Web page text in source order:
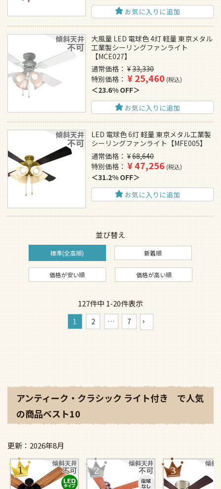
お気に入りに追加
大風量 LED 電球色 4灯 軽量 東京メタル
工業製シーリングファンライト
【MCE027】
通常価格
¥33,330
特別価格
¥25,460 税込
23.6% OFF
お気に入りに追加
LED 電球色 6灯 軽量 東京メタル工業製
シーリングファンライト【MFE005】
通常価格
¥68,640
特別価格
¥47,256 税込
31.2% OFF
お気に入りに追加
並び替え
標準(全高順) 新着順
価格が安い順 価格が高い順
127件中 1-20件表示
1 2 … 7
アンティーク・クラシック ライト付き で人気
の商品ベスト10
2026年8月